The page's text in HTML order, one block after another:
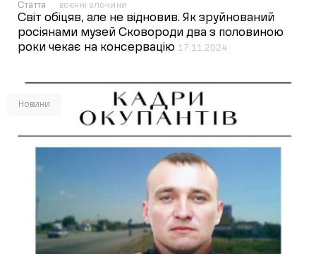
Стаття воєнні злочини
Світ обіцяв, але не відновив. Як зруйнований
росіянами музей Сковороди два з половиною
роки чекає на консервацію 17.11.2024
Новини